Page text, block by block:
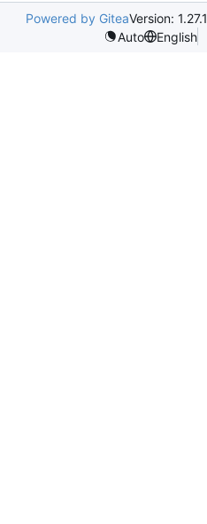
Powered by GiteaVersion: 1.27.1
Auto
English